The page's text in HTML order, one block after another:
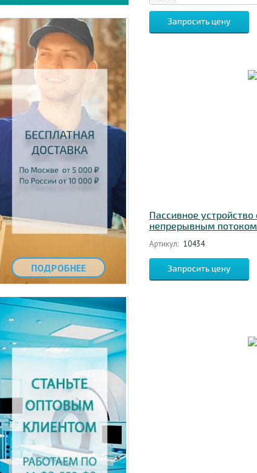
ПОДРОБНЕЕ
Запросить цену
Пассивное устройство
непрерывным
Артикул: 10434
Запросить цену